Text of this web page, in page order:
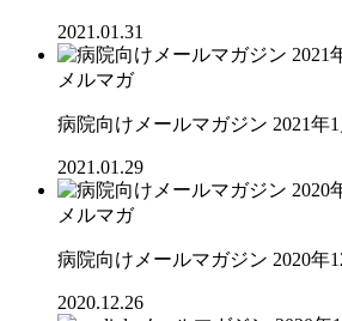
2021.01.31
メルマガ
病院向けメールマガジン 2021年
2021.01.29
メルマガ
病院向けメールマガジン 2020年
2020.12.26